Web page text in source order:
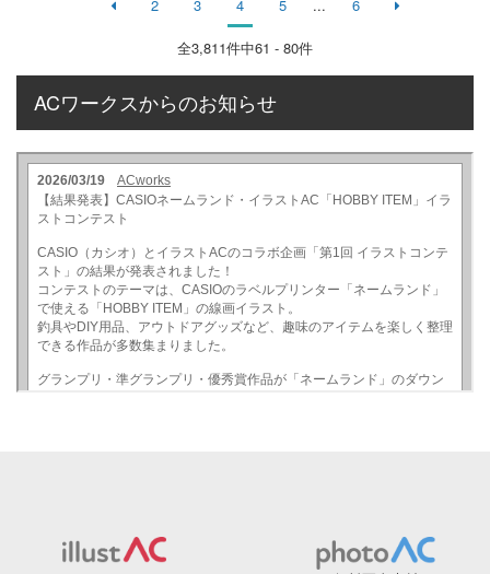
2 3 4 5 ... 6
全3,811件中61 - 80件
ACワークスからのお知らせ